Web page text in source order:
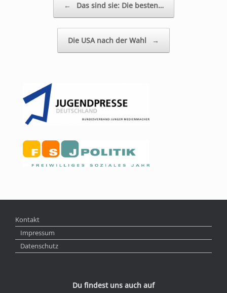
← Das sind sie: Die besten…
Die USA nach der Wahl →
Kontakt
Impressum
Datenschutz
Du findest uns auch auf